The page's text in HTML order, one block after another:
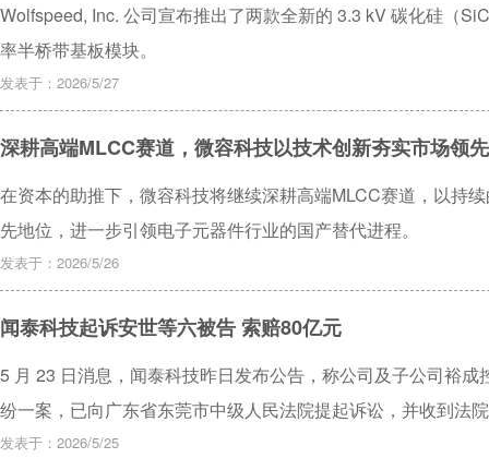
Wolfspeed, Inc. 公司宣布推出了两款全新的 3.3 kV 碳化硅（
率半桥带基板模块。
发表于：2026/5/27
深耕高端MLCC赛道，微容科技以技术创新夯实市场领
在资本的助推下，微容科技将继续深耕高端MLCC赛道，以持
先地位，进一步引领电子元器件行业的国产替代进程。
发表于：2026/5/26
闻泰科技起诉安世等六被告 索赔80亿元
5 月 23 日消息，闻泰科技昨日发布公告，称公司及子公司裕
纷一案，已向广东省东莞市中级人民法院提起诉讼，并收到法
（2026）粤 19 民初 117 号。
发表于：2026/5/25